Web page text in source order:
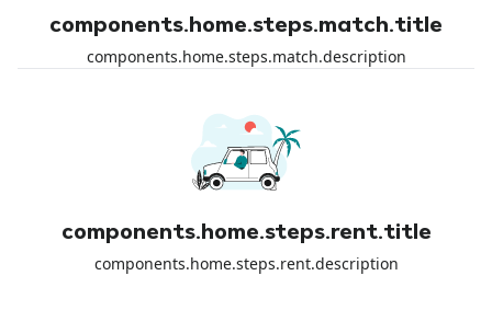
components.home.steps.match.title
components.home.steps.match.description
components.home.steps.rent.title
components.home.steps.rent.description